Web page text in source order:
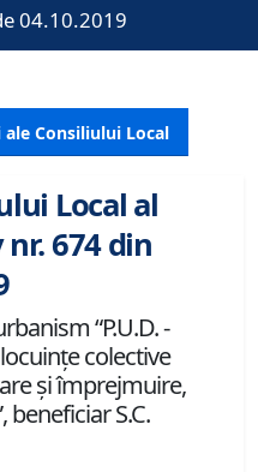
04.10.2019
Consiliului Local
Local al
674 din
“P.U.D. -
colective
şi împrejmuire,
beneficiar S.C.